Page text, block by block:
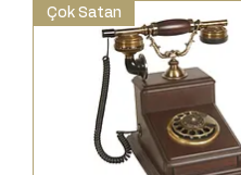
Çok Satan